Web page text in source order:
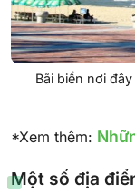
Bãi biển nơi
*Xem thêm:
Một số địa